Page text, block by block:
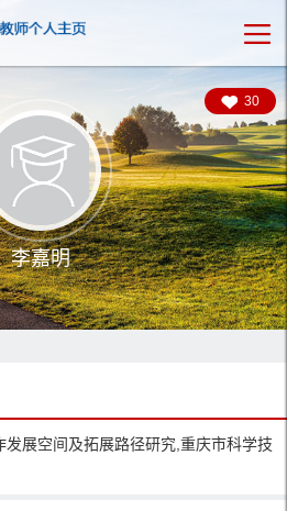
30
李嘉明
展空间及拓展路径研究,重庆市科学技